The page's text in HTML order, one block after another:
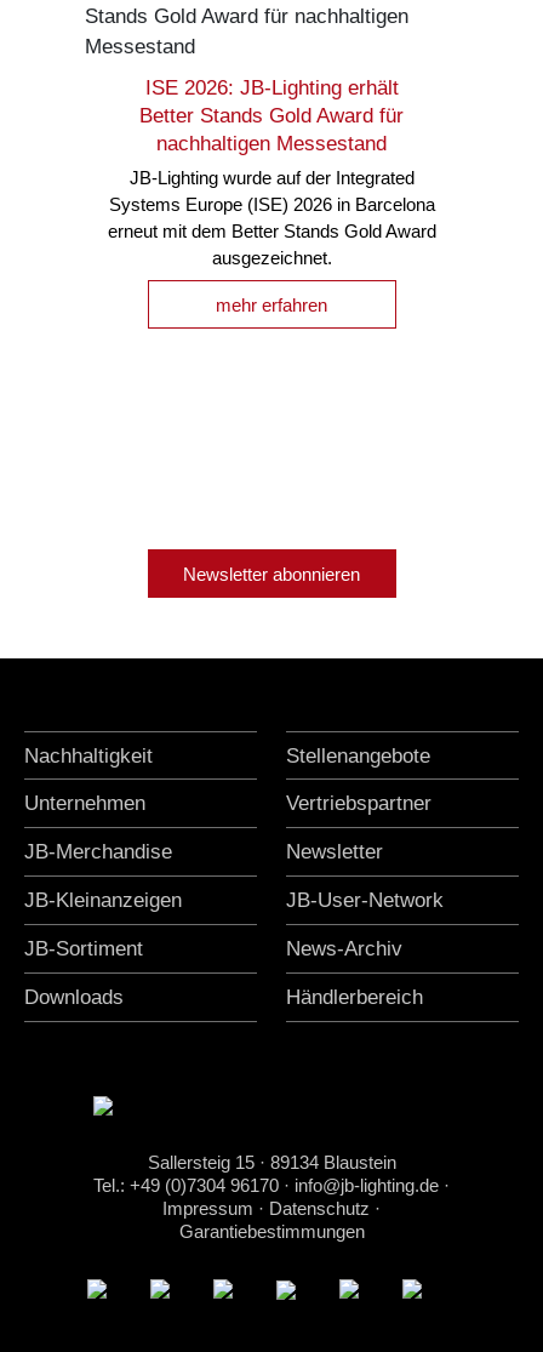
ISE 2026: JB-Lighting erhält
Better Stands Gold Award für
nachhaltigen Messestand
JB-Lighting wurde auf der Integrated
Systems Europe (ISE) 2026 in Barcelona
erneut mit dem Better Stands Gold Award
ausgezeichnet.
mehr erfahren
Newsletter abonnieren
Nachhaltigkeit Stellenangebote
Unternehmen Vertriebspartner
JB-Merchandise Newsletter
JB-Kleinanzeigen JB-User-Network
JB-Sortiment News-Archiv
Downloads Händlerbereich
Sallersteig 15 · 89134 Blaustein
Tel.: +49 (0)7304 96170 · info@jb-lighting.de ·
Impressum · Datenschutz ·
Garantiebestimmungen